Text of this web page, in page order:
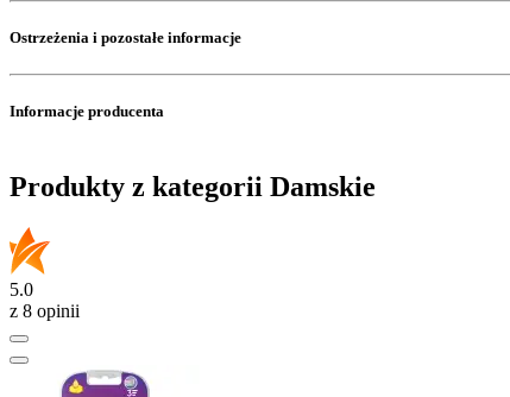
Ostrzeżenia i pozostałe informacje
Informacje producenta
Produkty z kategorii Damskie
5.0
z 8 opinii